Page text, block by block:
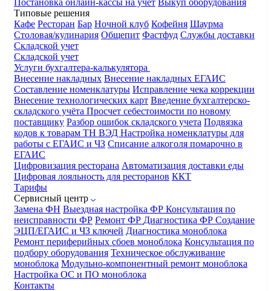
Типовые решения
Кафе Ресторан Бар Ночной клуб Кофейня Шаурма
Столовая/кулинария Общепит Фастфуд Службы доставки
Складской учет
Складской учет
Услуги бухгалтера-калькулятора
Внесение накладных Внесение накладных ЕГАИС
Составление номенклатуры Исправление чека коррекции
Внесение технологических карт Введение бухгалтерско-
складского учёта Просчет себестоимости по новому
поставщику Разбор ошибок складского учета Подвязка
кодов к товарам ТН ВЭД Настройка номенклатуры для
работы с ЕГАИС и ЧЗ Списание алкоголя помарочно в
ЕГАИС
Цифровизация ресторана Автоматизация доставки еды
Цифровая лояльность для ресторанов ККТ
Тарифы
Сервисный центр
Замена ФН Выездная настройка ФР Консультация по
неисправности ФР Ремонт ФР Диагностика ФР Создание
ЭЦП/ЕГАИС и ЧЗ ключей Диагностика моноблока
Ремонт периферийных сбоев моноблока Консультация по
подбору оборудования Техническое обслуживание
моноблока Модульно-компонентный ремонт моноблока
Настройка ОС и ПО моноблока
Контакты